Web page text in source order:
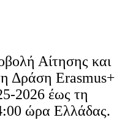
Αίτησης και
Δράση Erasmus+
2026 έως τη
ώρα Ελλάδας.